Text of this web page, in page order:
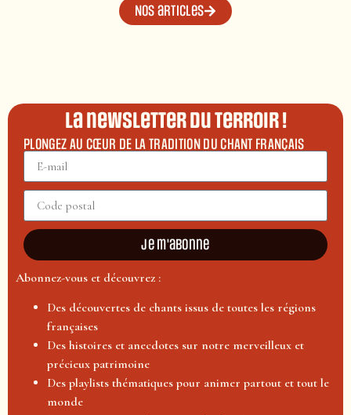
Nos articles
La newsletter du terroir !
PLONGEZ AU CŒUR DE LA TRADITION DU CHANT FRANÇAIS
Je m'abonne
Abonnez-vous et découvrez :
Des découvertes de chants issus de toutes les régions
françaises
Des histoires et anecdotes sur notre merveilleux et
précieux patrimoine
Des playlists thématiques pour animer partout et tout le
monde